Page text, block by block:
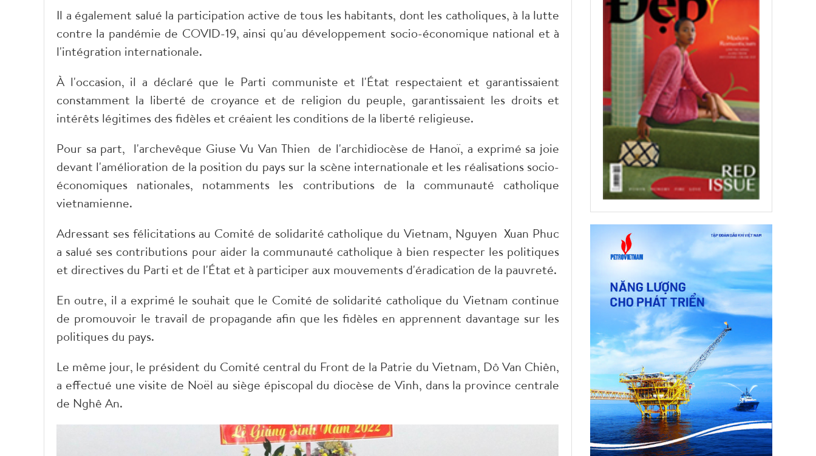
Il a également salué la participation active de tous les habitants, dont les catholiques, à la lutte
contre la pandémie de COVID-19, ainsi qu'au développement socio-économique national et à
l'intégration internationale.
À l'occasion, il a déclaré que le Parti communiste et l'État respectaient et garantissaient
constamment la liberté de croyance et de religion du peuple, garantissaient les droits et
intérêts légitimes des fidèles et créaient les conditions de la liberté religieuse.
Pour sa part, l'archevêque Giuse Vu Van Thien de l'archidiocèse de Hanoï, a exprimé sa joie
devant l'amélioration de la position du pays sur la scène internationale et les réalisations socio-
économiques nationales, notamments les contributions de la communauté catholique
vietnamienne.
Adressant ses félicitations au Comité de solidarité catholique du Vietnam, Nguyen Xuan Phuc
a salué ses contributions pour aider la communauté catholique à bien respecter les politiques
et directives du Parti et de l'État et à participer aux mouvements d'éradication de la pauvreté.
En outre, il a exprimé le souhait que le Comité de solidarité catholique du Vietnam continue
de promouvoir le travail de propagande afin que les fidèles en apprennent davantage sur les
politiques du pays.
Le même jour, le président du Comité central du Front de la Patrie du Vietnam, Dô Van Chiên,
a effectué une visite de Noël au siège épiscopal du diocèse de Vinh, dans la province centrale
de Nghê An.